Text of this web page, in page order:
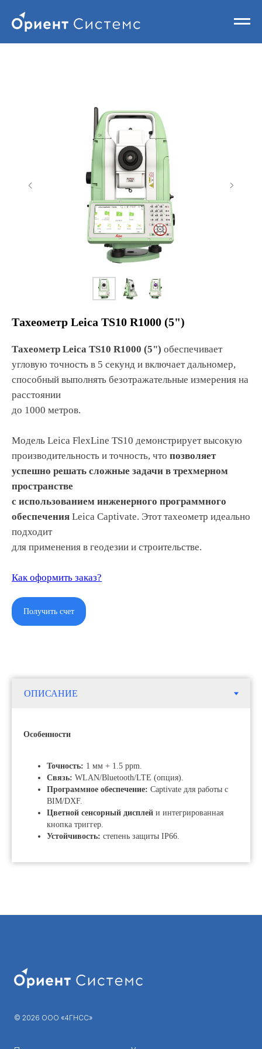
Тахеометр Leica TS10 R1000 (5")
Тахеометр Leica TS10 R1000 (5") обеспечивает
угловую точность в 5 секунд и включает дальномер,
способный выполнять безотражательные измерения на
расстоянии
до 1000 метров.
Модель Leica FlexLine TS10 демонстрирует высокую
производительность и точность, что позволяет
успешно решать сложные задачи в трехмерном
пространстве
с использованием инженерного программного
обеспечения Leica Captivate. Этот тахеометр идеально
подходит
для применения в геодезии и строительстве.
Как оформить заказ?
Получить счет
Особенности
Точность: 1 мм + 1.5 ppm.
Связь: WLAN/Bluetooth/LTE (опция).
Программное обеспечение: Captivate для работы с
BIM/DXF.
Цветной сенсорный дисплей и интегрированная
кнопка триггер.
Устойчивость: степень защиты IP66.
© 2026 ООО «4ГНСС»